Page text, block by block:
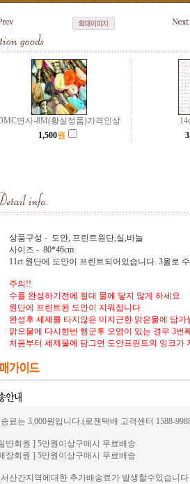
면사-8M(황실정품)가격인상
1,500원
상품구성 - 도안, 프린트원단,실,바늘
사이즈 - 80*46cm
11ct 원단에 도안이 프린트되어있습니다. 3올로
주의!!
수를 완성하기전에 절대 물에 닿지 않게 하세요
원단에 프린트된 도안이 지워집니다
완성후 세제를 타지않은 미지근한 맑은물에 담
맑으물에 다시한번 헹군후 오염이 있는 경우 3번
처음부터 세제물에 담그면 도안프린트의 잉크가
료는 3,000원입니다.(로젠택배 고객센터 1588-
반회원 ] 5만원이상구매시 무료배송
장회원 ] 5만원이상구매시 무료배송
산간지역에대한 추가배송료가 발생할수있습니다